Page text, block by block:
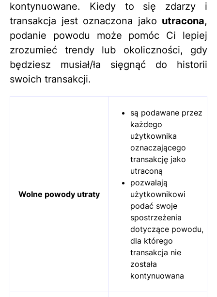
kontynuowane. Kiedy to się zdarzy i
transakcja jest oznaczona jako utracona,
podanie powodu może pomóc Ci lepiej
zrozumieć trendy lub okoliczności, gdy
będziesz musiał/ła sięgnąć do historii
swoich transakcji.
Wolne powody utraty
są podawane przez
każdego
użytkownika
oznaczającego
transakcję jako
utraconą
pozwalają
użytkownikowi
podać swoje
spostrzeżenia
dotyczące powodu,
dla którego
transakcja nie
została
kontynuowana